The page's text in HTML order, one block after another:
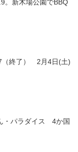
。新木場公園でBBQ
（終了） 2月4日(土)
・パラダイス 4か国